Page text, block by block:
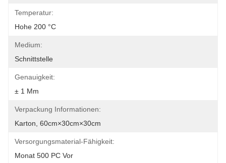
Temperatur:
Hohe 200 °C
Medium:
Schnittstelle
Genauigkeit:
± 1 Mm
Verpackung Informationen:
Karton, 60cm×30cm×30cm
Versorgungsmaterial-Fähigkeit:
Monat 500 PC Vor